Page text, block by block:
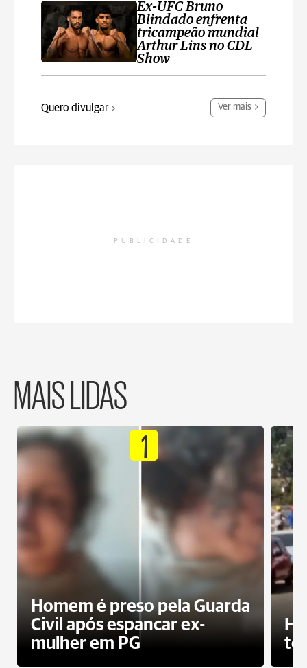
Ex-UFC Bruno
Blindado enfrenta
tricampeão mundial
Arthur Lins no CDL
Show
Quero divulgar Ver mais
PUBLICIDADE
MAIS LIDAS
1
Homem é preso pela Guarda
Civil após espancar ex-
mulher em PG